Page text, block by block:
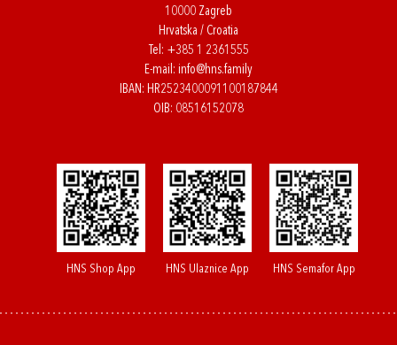
10000 Zagreb
Hrvatska / Croatia
Tel: +385 1 2361555
E-mail: info@hns.family
IBAN: HR2523400091100187844
OIB: 08516152078
HNS Shop App HNS Ulaznice App HNS Semafor App